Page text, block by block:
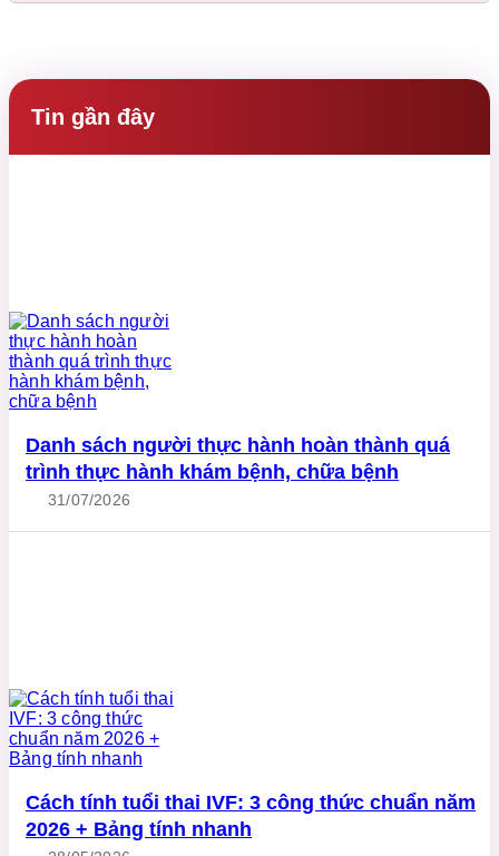
Tin gần đây
Danh sách người thực hành hoàn thành quá
trình thực hành khám bệnh, chữa bệnh
31/07/2026
Cách tính tuổi thai IVF: 3 công thức chuẩn năm
2026 + Bảng tính nhanh